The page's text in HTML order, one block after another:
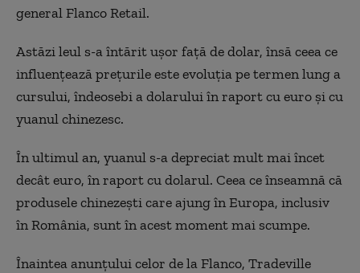
general Flanco Retail.
Astăzi leul s-a întărit ușor față de dolar, însă ceea ce
influențează prețurile este evoluția pe termen lung a
cursului, îndeosebi a dolarului în raport cu euro și cu
yuanul chinezesc.
În ultimul an, yuanul s-a depreciat mult mai încet
decât euro, în raport cu dolarul. Ceea ce înseamnă că
produsele chinezești care ajung în Europa, inclusiv
în România, sunt în acest moment mai scumpe.
Înaintea anunțului celor de la Flanco, Tradeville